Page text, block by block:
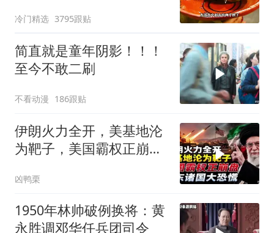
冷门精选 3795跟贴
简直就是童年阴影！！！
至今不敢二刷
不看动漫 186跟贴
伊朗火力全开，美基地沦
为靶子，美国霸权正崩
凶鸭栗
1950年林帅破例换将：黄
永胜调邓华任兵团司令